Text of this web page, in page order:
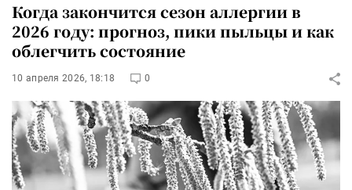
Когда закончится сезон аллергии в
2026 году: прогноз, пики пыльцы и как
облегчить состояние
10 апреля 2026, 18:18 0